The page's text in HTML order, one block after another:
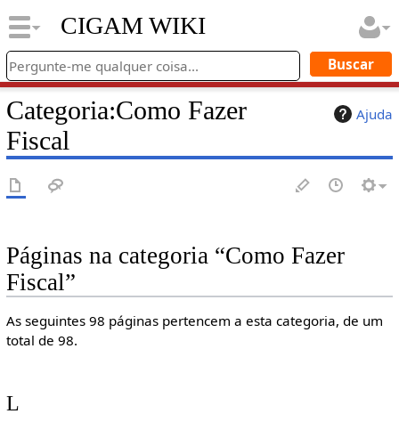
CIGAM WIKI
Ajuda
Categoria:Como Fazer
Fiscal
Páginas na categoria “Como Fazer
Fiscal”
As seguintes 98 páginas pertencem a esta categoria, de um
total de 98.
L